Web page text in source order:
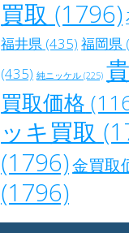
買取 (1796)
福井県 (435) 福岡県
(435) 純ニッケル (225)
買取価格
ッキ買取
(1796)金買取
(1796)